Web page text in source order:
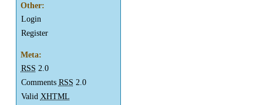
Other:
Login
Register
Meta:
RSS 2.0
Comments RSS 2.0
Valid XHTML